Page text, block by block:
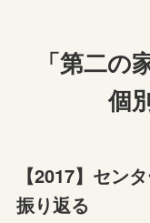
「第二の
個
【2017】セン
振り返る